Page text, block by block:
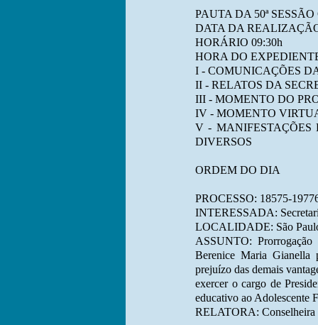
PAUTA DA 50ª
DATA DA
HORÁRIO 09:30h
HORA DO
I - COMUNICAÇÕES
II - RELATOS DA
III - MOMENTO DO
IV - MOMENTO
V - MANIFESTAÇÕES
DIVERSOS
ORDEM DO DIA
PROCESSO: 18575-
INTERESSADA:
LOCALIDADE: São
ASSUNTO: Prorrogação
Berenice Maria Gianella
prejuízo das demais
exercer o cargo de
educativo ao Adolescente
RELATORA: